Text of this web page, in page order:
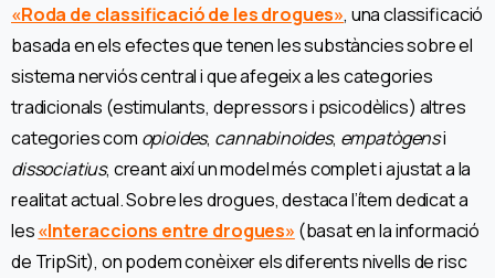
«Roda de classificació de les drogues», una classificació
basada en els efectes que tenen les substàncies sobre el
sistema nerviós central i que afegeix a les categories
tradicionals (estimulants, depressors i psicodèlics) altres
categories com opioides, cannabinoides, empatògensi
dissociatius, creant així un model més complet i ajustat a la
realitat actual. Sobre les drogues, destaca l’ítem dedicat a
les«Interaccions entre drogues» (basat en la informació
de TripSit), on podem conèixer els diferents nivells de risc